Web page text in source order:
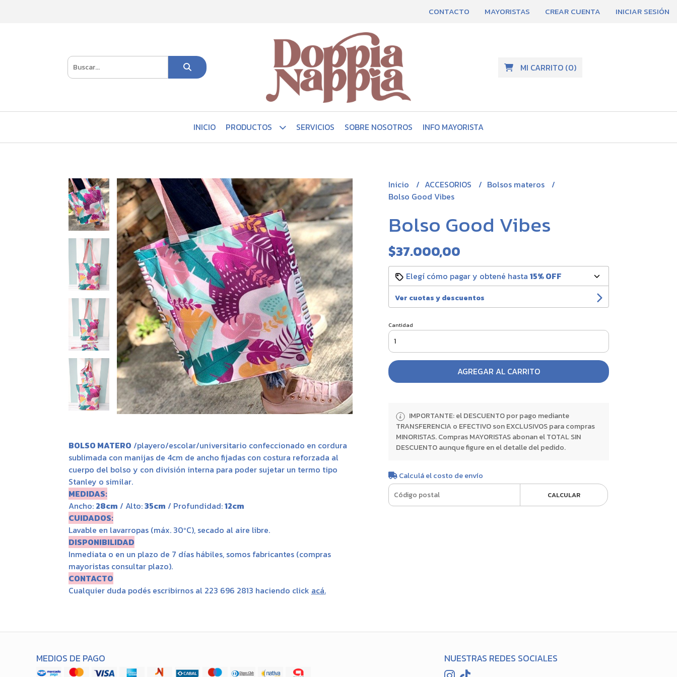
CONTACTO MAYORISTAS CREAR CUENTA INICIAR SESIÓN
MI CARRITO(0)
INICIO PRODUCTOS SERVICIOS SOBRE NOSOTROS INFO MAYORISTA
BOLSO MATERO /playero/escolar/universitario confeccionado en cordura
sublimada con manijas de 4cm de ancho fijadas con costura reforzada al
cuerpo del bolso y con división interna para poder sujetar un termo tipo
Stanley o similar.
MEDIDAS:
Ancho: 28cm / Alto:35cm / Profundidad:12cm
CUIDADOS:
Lavable en lavarropas (máx. 30ºC), secado al aire libre.
DISPONIBILIDAD
Inmediata o en un plazo de 7 días hábiles, somos fabricantes (compras
mayoristas consultar plazo).
CONTACTO
Cualquier duda podés escribirnos al 223 696 2813 haciendo click acá.
Inicio ACCESORIOS
Bolsos materos
Bolso Good Vibes
Bolso Good Vibes
$37.000,00
Elegí cómo pagar y obtené hasta 15% OFF
Ver cuotas y descuentos
Cantidad
AGREGAR AL CARRITO
IMPORTANTE: el DESCUENTO por pago mediante
TRANSFERENCIA o EFECTIVO son EXCLUSIVOS para compras
MINORISTAS. Compras MAYORISTAS abonan el TOTAL SIN
DESCUENTO aunque figure en el detalle del pedido.
Calculá el costo de envío
CALCULAR
MEDIOS DE PAGO NUESTRAS REDES SOCIALES